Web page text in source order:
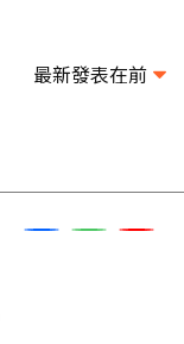
最新發表在前